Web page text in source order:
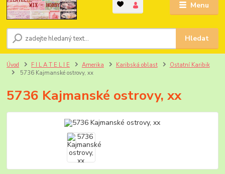
Menu
Hledat
Úvod F I L A T E L I E Amerika Karibská oblast
Ostatní Karibik
5736 Kajmanské ostrovy, xx
5736 Kajmanské ostrovy, xx